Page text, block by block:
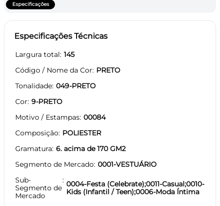
Especificações
Especificações Técnicas
Largura total 145
Código / Nome da Cor PRETO
Tonalidade 049-PRETO
Cor 9-PRETO
Motivo / Estampas 00084
Composição POLIESTER
Gramatura 6. acima de 170 GM2
Segmento de Mercado 0001-VESTUÁRIO
Sub-
Segmento de
Mercado
0004-Festa (Celebrate);0011-Casual;0010-
Kids (Infantil / Teen);0006-Moda Íntima